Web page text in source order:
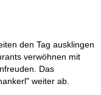
den Tag ausklingen
verwöhnen mit
Das
weiter ab.